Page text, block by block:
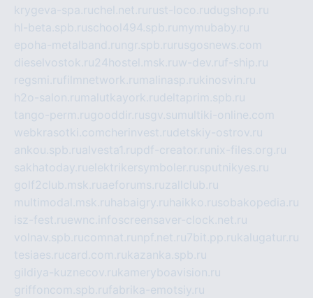
krygeva-spa.ruchel.net.ru rust-loco.rudugshop.ru
hl-beta.spb.ruschool494.spb.ru mymubaby.ru
epoha-metalband.ru ngr.spb.ru rusgosnews.com
dieselvostok.ru24hostel.msk.ruw-dev.ruf-ship.ru
regsmi.rufilmnetwork.ru malinasp.rukinosvin.ru
h2o-salon.ru malutkayork.rudeltaprim.spb.ru
tango-perm.rugooddir.rusgv.su multiki-online.com
webkrasotki.comcherinvest.rudetskiy-ostrov.ru
ankou.spb.rualvesta1.rupdf-creator.ru nix-files.org.ru
sakhatoday.ruelektrikersymboler.rusputnikyes.ru
golf2club.msk.ruaeforums.ruzallclub.ru
multimodal.msk.ru habaigry.ru haikko.rusobakopedia.ru
isz-fest.ruewnc.infoscreensaver-clock.net.ru
volnav.spb.rucomnat.ru npf.net.ru 7bit.pp.rukalugatur.ru
tesiaes.rucard.com.rukazanka.spb.ru
gildiya-kuznecov.rukameryboavision.ru
griffoncom.spb.rufabrika-emotsiy.ru